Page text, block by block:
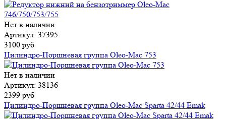
Нет в наличии
Артикул: 37395
3100 руб
Цилиндро-Поршневая группа Oleo-Mac 753
Нет в наличии
Артикул: 38136
2399 руб
Цилиндро-Поршневая группа Oleo-Mac Sparta 42/44 Emak